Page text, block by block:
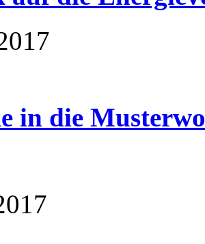
in die